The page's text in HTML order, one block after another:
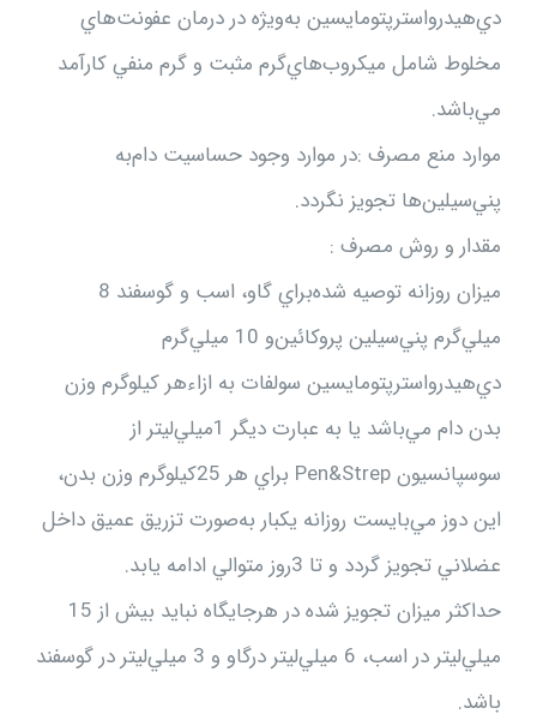
دي‌هيدرواسترپتومايسين‌ به‌ويژه‌ در درمان‌ عفونت‌هاي‌
مخلوط‌ شامل‌ ميكروب‌هاي‌گرم‌ مثبت‌ و گرم‌ منفي‌ كارآمد
مي‌باشد.
موارد منع‌ مصرف :در موارد وجود حساسيت‌ دام‌به‌
پني‌سيلين‌ها تجويز نگردد.
مقدار و روش‌ مصرف‌ :
ميزان‌ روزانه‌ توصيه‌ شده‌براي‌ گاو، اسب‌ و گوسفند 8
ميلي‌گرم‌ پني‌سيلين‌ پروكائين‌و 10 ميلي‌گرم‌
دي‌هيدرواسترپتومايسين‌ سولفات‌ به‌ ازاءهر كيلوگرم‌ وزن‌
بدن‌ دام‌ مي‌باشد يا به‌ عبارت‌ ديگر 1ميلي‌ليتر از
سوسپانسيون‌ Pen&Strep براي‌ هر 25كيلوگرم‌ وزن‌ بدن‌،
اين‌ دوز مي‌بايست‌ روزانه‌ يكبار به‌صورت‌ تزريق‌ عميق‌ داخل‌
عضلاني‌ تجويز گردد و تا 3روز متوالي‌ ادامه‌ يابد.
حداكثر ميزان‌ تجويز شده‌ در هرجايگاه‌ نبايد بيش‌ از 15
ميلي‌ليتر در اسب‌، 6 ميلي‌ليتر درگاو و 3 ميلي‌ليتر در گوسفند
باشد.